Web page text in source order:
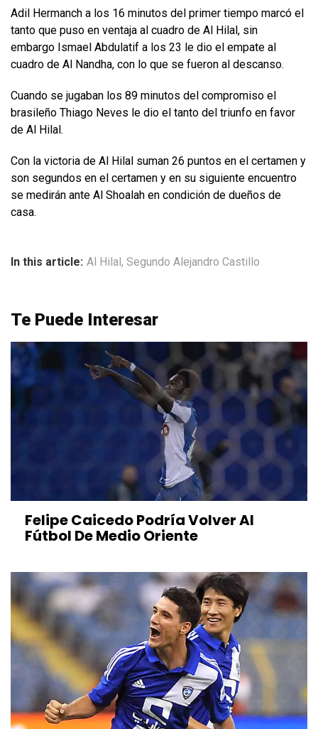
Adil Hermanch a los 16 minutos del primer tiempo marcó el
tanto que puso en ventaja al cuadro de Al Hilal, sin
embargo Ismael Abdulatif a los 23 le dio el empate al
cuadro de Al Nandha, con lo que se fueron al descanso.
Cuando se jugaban los 89 minutos del compromiso el
brasileño Thiago Neves le dio el tanto del triunfo en favor
de Al Hilal.
Con la victoria de Al Hilal suman 26 puntos en el certamen y
son segundos en el certamen y en su siguiente encuentro
se medirán ante Al Shoalah en condición de dueños de
casa.
In this article: Al Hilal, Segundo Alejandro Castillo
Te Puede Interesar
Felipe Caicedo Podría Volver Al
Fútbol De Medio Oriente